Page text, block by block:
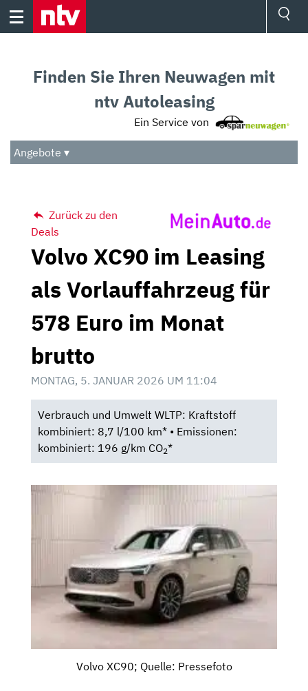
Skip
Audio
Das Beste
Finden Sie Ihren Neuwagen mit
ntv Autoleasing
Ein Service von
Angebote ▾
Zurück zu den
Deals
Volvo XC90 im Leasing
als Vorlauffahrzeug für
578 Euro im Monat
brutto
MONTAG, 5. JANUAR 2026 UM 11:04
Verbrauch und Umwelt WLTP: Kraftstoff
kombiniert: 8,7 l/100 km* • Emissionen:
kombiniert: 196 g/km CO2*
Volvo XC90; Quelle: Pressefoto